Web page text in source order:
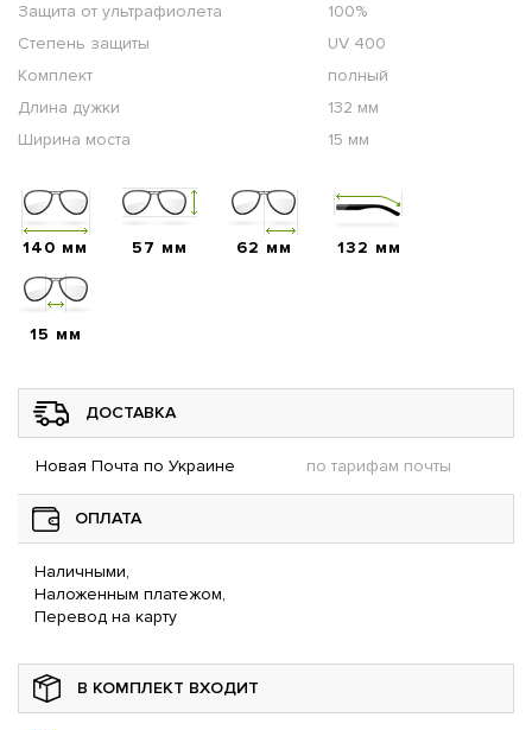
Защита от ультрафиолета
100%
Степень защиты
UV 400
Комплект
полный
Длина дужки
132 мм
Ширина моста
15 мм
140 мм 57 мм 62 мм 132 мм
15 мм
ДОСТАВКА
Новая Почта по Украине по тарифам почты
ОПЛАТА
Наличными,
Наложенным платежом,
Перевод на карту
В КОМПЛЕКТ ВХОДИТ